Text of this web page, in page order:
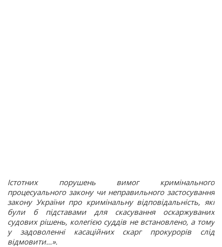
Істотних порушень вимог кримінального
процесуального закону чи неправильного застосування
закону України про кримінальну відповідальність, які
були б підставами для скасування оскаржуваних
судових рішень, колегією суддів не встановлено, а тому
у задоволенні касаційних скарг прокурорів слід
відмовити…».